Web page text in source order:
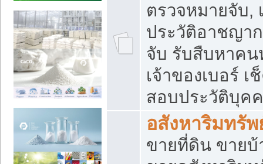
ตรวจหมายจับ,
ประวัติอาชญา
จับ รับสืบหาคน
เจ้าของเบอร์
สอบประวัติบุค
อสังหาริมทรัพ
ขายที่ดิน ขายบ้